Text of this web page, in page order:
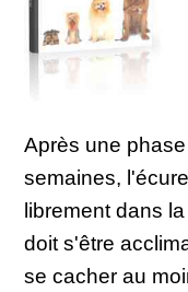
Après une
semaines,
librement dans
doit s'être
se cacher au